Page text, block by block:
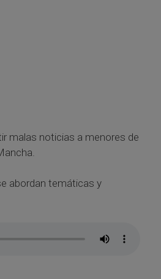
malas noticias a menores de
abordan temáticas y